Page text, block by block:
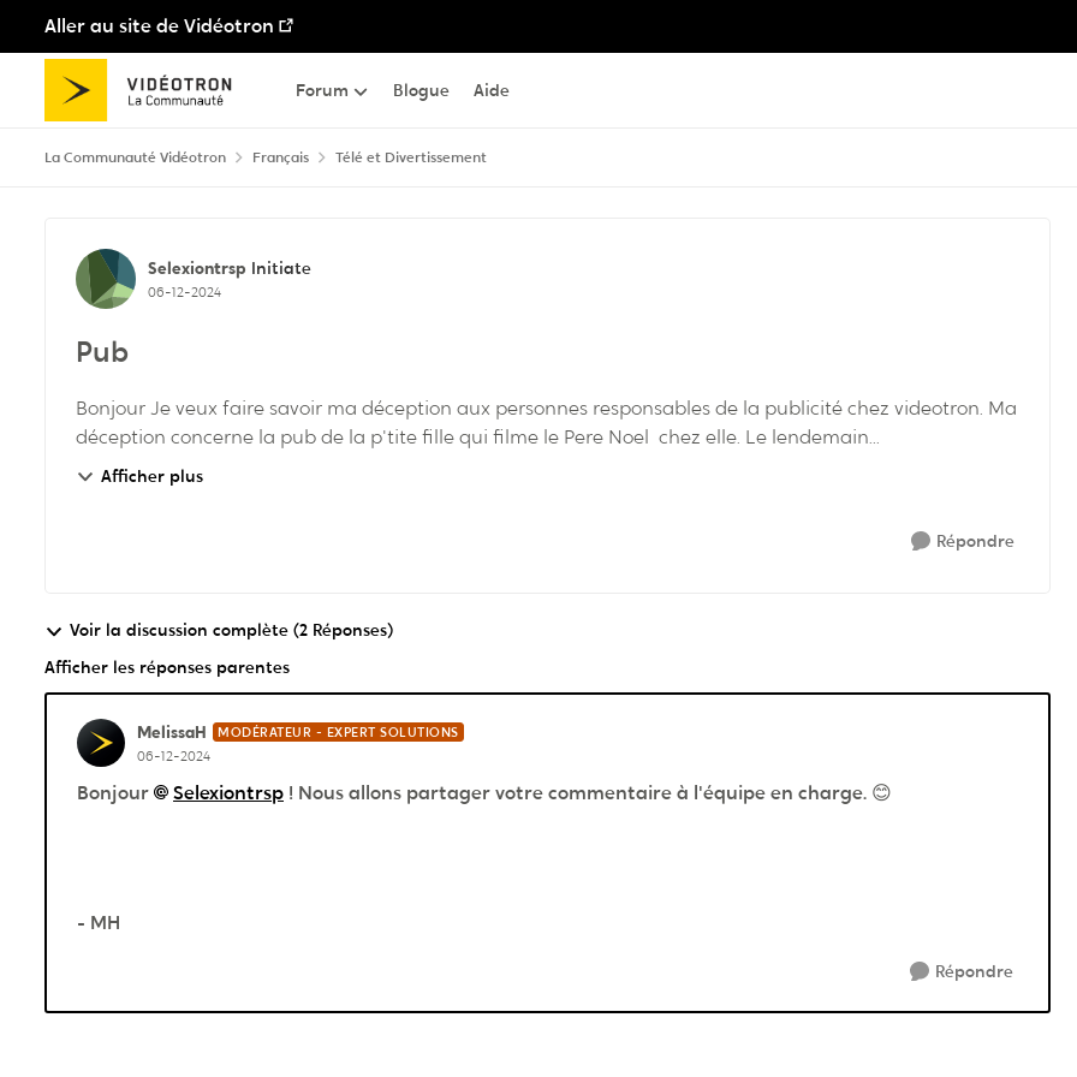
Aller au site de Vidéotron
Passer au contenu
Forum Blogue Aide
La Communauté Vidéotron Français Télé et Divertissement
Discussion de forum
Selexiontrsp Initiate
06-12-2024
Pub
Bonjour Je veux faire savoir ma déception aux personnes responsables de la publicité chez videotron. Ma
déception concerne la pub de la p'tite fille qui filme le Pere Noel chez elle. Le lendemain...
Afficher plus
Répondre
Voir la discussion complète (2 Réponses)
Afficher les réponses parentes
MelissaH MODÉRATEUR - EXPERT SOLUTIONS
06-12-2024
Bonjour Selexiontrsp ! Nous allons partager votre commentaire à l'équipe en charge. 😊
- MH
Répondre